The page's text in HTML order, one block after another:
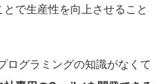
で生産性を向上させること
グラミングの知識がなくて